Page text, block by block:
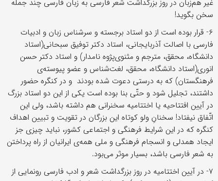
غیر هم‌زبان در روز بزرگداشت شعر فارسی به زبان فارسی چند جمله
سخن بگوید!
۶- قرار بوده است از دو استاد برجسته و سرشناس زبان و ادبیات
فارسی با اصالت آذربایجانی، استاد دکتر توفیق سبحانی(استاد
دانشگاه، محقق، مترجم و مثنوی‌پژوه نامدار) و استاد دکتر حسن
انوری(استاد دانشگاه، محقق، لغت‌شناس و عضو پیوسته‌ی
فرهنگستان) که به درستی دعوت شده بودند و در کنگره حضور
داشتند، تجلیل شود و حتّی بنا بوده است یکی از این دو استاد بزرگ
در آیین افتتاحیه یا اختتامیه سخنرانی هم داشته باشد، ولی این
اتّفاق نیفتاد! سخنانِ ولو کوتاه این بزرگان در تقویت و تبیین اهداف
کنگره که در این شرایط فرهنگی و اجتماعی کشور، نباید چیزی جز
ایجاد همدلی و انسجام فرهنگی و ملی همه‌ی ایرانیان از راه پرداختن
به شعر فارسی باشد، بسیار موثر می‌بود.
۷- در آیین اختتامیه در روز بزرگداشت شعر و ادب فارسی رونمایی از